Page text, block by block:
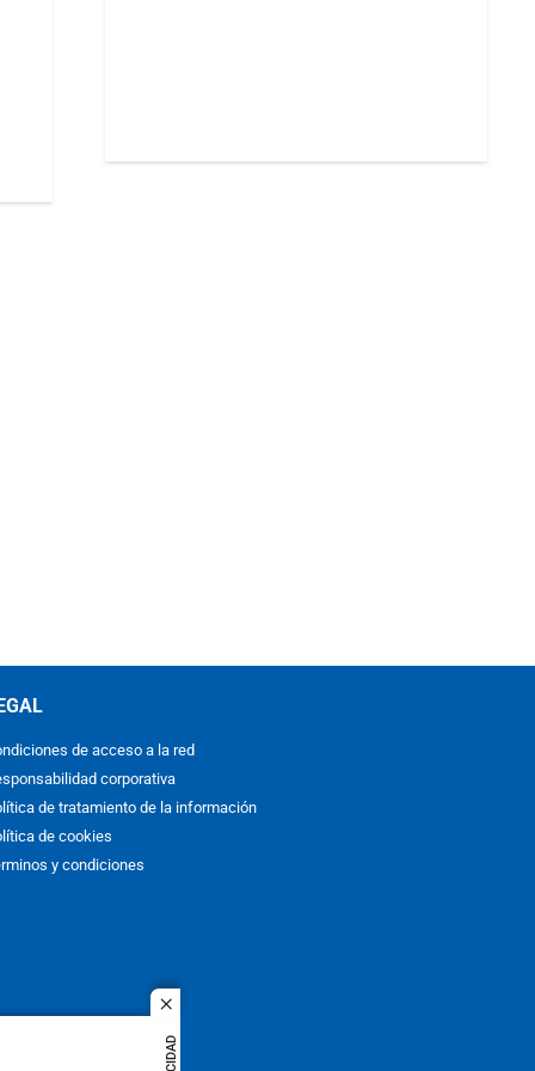
close
de acceso a la red
corporativa
de tratamiento de la información
de cookies
y condiciones